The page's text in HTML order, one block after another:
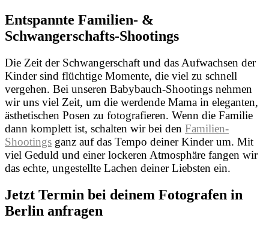
Entspannte Familien- &
Schwangerschafts-Shootings
Die Zeit der Schwangerschaft und das Aufwachsen der
Kinder sind flüchtige Momente, die viel zu schnell
vergehen. Bei unseren Babybauch-Shootings nehmen
wir uns viel Zeit, um die werdende Mama in eleganten,
ästhetischen Posen zu fotografieren. Wenn die Familie
dann komplett ist, schalten wir bei den Familien-
Shootings ganz auf das Tempo deiner Kinder um. Mit
viel Geduld und einer lockeren Atmosphäre fangen wir
das echte, ungestellte Lachen deiner Liebsten ein.
Jetzt Termin bei deinem Fotografen in
Berlin anfragen